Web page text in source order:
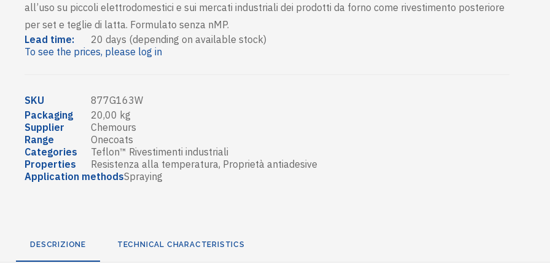
all’uso su piccoli elettrodomestici e sui mercati industriali dei prodotti da forno come rivestimento posteriore
per set e teglie di latta. Formulato senza nMP.
Lead time:
20 days (depending on available stock)
To see the prices, please log in
SKU
877G163W
Packaging
20,00 kg
Supplier
Chemours
Range
Onecoats
Categories
Teflon™ Rivestimenti industriali
Properties
Resistenza alla temperatura, Proprietà antiadesive
Application methodsSpraying
DESCRIZIONE TECHNICAL CHARACTERISTICS